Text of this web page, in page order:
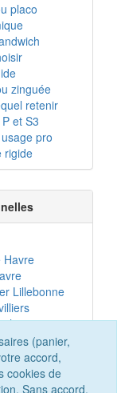
(panier,
accord,
cookies de
Sans accord,
placo
zinguée
retenir
et S3
pro
rigide
Havre
Lillebonne
chantier
Havre